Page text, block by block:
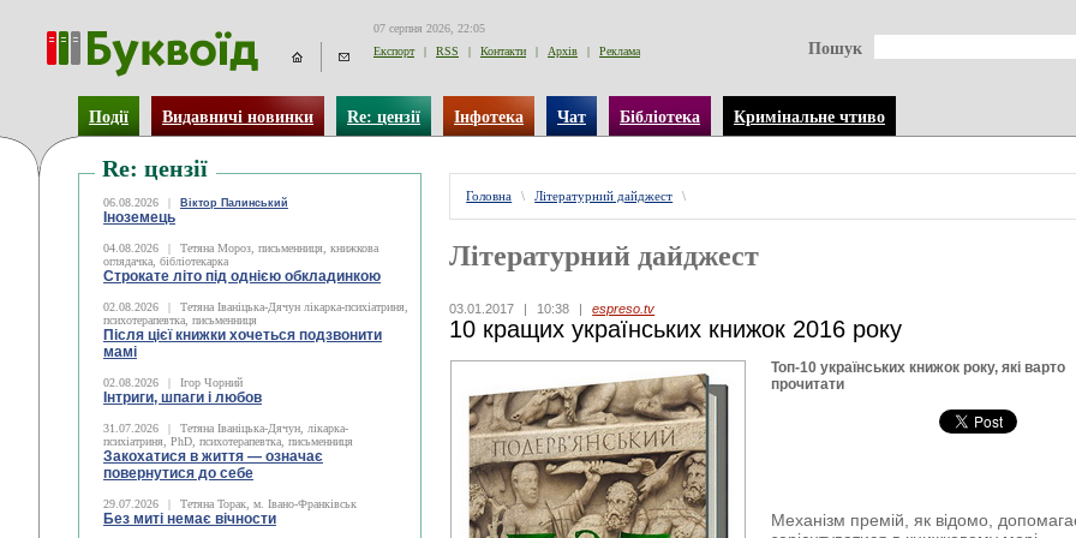
07 серпня 2026, 22:05
Експорт
| RSS | Контакти | Архів | Реклама Пошук
Події Видавничі новинки Re: цензії Інфотека Чат Бібліотека Кримінальне чтиво
Re: цензії
06.08.2026 | Віктор Палинський
Іноземець
04.08.2026 |
Тетяна Мороз, письменниця, книжкова
оглядачка, бібліотекарка
Строкате літо під однією обкладинкою
02.08.2026 |
Тетяна Іваніцька-Дячун лікарка-психіатриня,
психотерапевтка, письменниця
Після цієї книжки хочеться подзвонити
мамі
02.08.2026 | Ігор Чорний
Інтриги, шпаги і любов
31.07.2026 |
Тетяна Іваніцька-Дячун, лікарка-
психіатриня, PhD, психотерапевтка, письменниця
Закохатися в життя — означає
повернутися до себе
29.07.2026 | Тетяна Торак, м. Івано-Франківськ
Без миті немає вічности
Головна \ Літературний дайджест \
Літературний дайджест
03.01.2017 | 10:38 | espreso.tv
10 кращих українських книжок 2016 року
Топ-10 українських книжок року, які варто
прочитати
Механізм премій, як відомо,